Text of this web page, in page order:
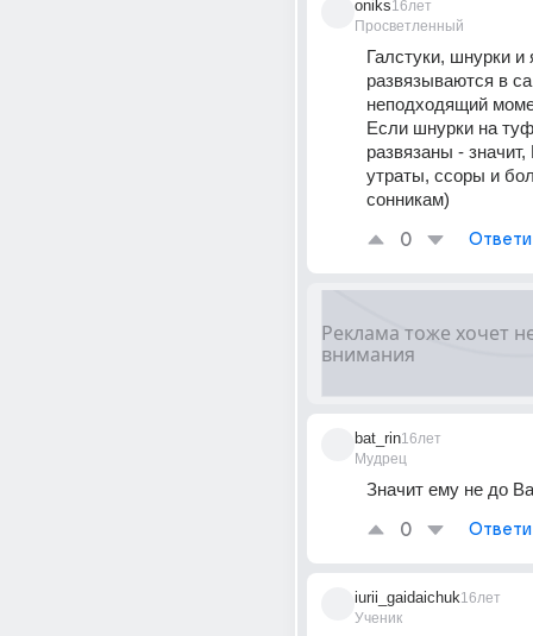
oniks
Просветленный
16лет
Галстуки, шнурки и
развязываются в
неподходящий
Если шнурки на
развязаны -
утраты, ссоры и
сонникам)
0
bat_rin
Мудрец
16лет
Значит ему не до
0
iurii_gaidaichuk
Ученик
16лет